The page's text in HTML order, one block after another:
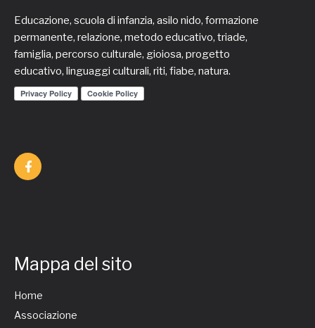
Educazione, scuola di infanzia, asilo nido, formazione
permanente, relazione, metodo educativo, triade,
famiglia, percorso culturale, gioiosa, progetto
educativo, linguaggi culturali, riti, fiabe, natura.
Mappa del sito
Home
Associazione